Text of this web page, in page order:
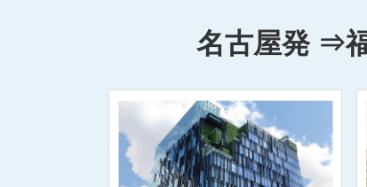
名古屋発 ⇒